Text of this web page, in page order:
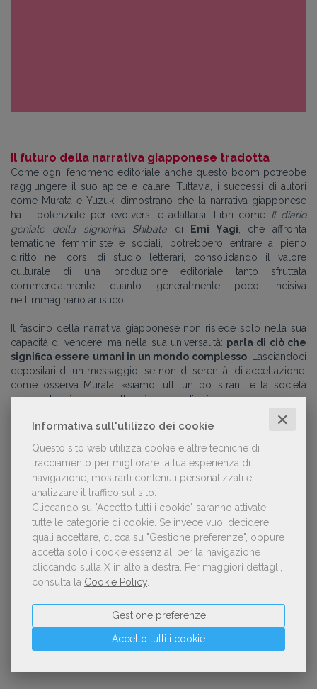
Informativa sull'utilizzo dei cookie ✕
Questo sito web utilizza cookie e altre tecniche di
tracciamento per migliorare la tua esperienza di
navigazione, mostrarti contenuti personalizzati e
analizzare il traffico sul sito.
Cliccando su "Accetto tutti i cookie" saranno attivate
tutte le categorie di cookie. Se invece vuoi decidere
quali accettare, clicca su "Gestione preferenze", oppure
accetta solo i cookie essenziali per la navigazione
cliccando sulla X in alto a destra.
Per maggiori dettagli,
consulta la Cookie Policy
Accetto tutti i cookie
Gestione preferenze
Il futuro della narrativa giapponese tradotta
Come ogni fenomeno editoriale, anche questo boom potrebbe
raggiungere il suo apice e calare. Tuttavia, i successi di autori
come Murata e Yuzuki dimostrano che la narrativa giapponese
ha il potenziale per evolversi e adattarsi. Libri come Il diario
geniale della signorina Shibata di Emi Yagi, che affronta
tematiche femministe e sociali, potrebbero entrare a pieno
diritto nei corsi di studio letterari, consolidando il valore
culturale di una produzione editoriale tanto sfruttata
commercialmente quanto generalmente poco incisiva
nell’immaginario artistico.
Il fascino della narrativa giapponese non risiede solo nella sua
capacità di vendere, ma nella sua universalità: parla di ciò che
significa essere umani in un mondo complesso. Lasciandoci
depositari di un messaggio, se non di serenità, di accettazione:
come osserva Murata, «siamo tutti un po’ strani, e la società
umana che ci somma tutti lo è ancora di più».
L'autore:Alessandra Rotondo
Dal 2010 mi occupo della creazione di contenuti
digitali, dal 2015 lo faccio in AIE dove oggi sono
responsabile del contenuto editoriale del Giornale
della Libreria, testata web e periodico in carta.
Laureata in Relazioni internazionali e specializzata
in Comunicazione pubblica alla Luiss Guido Carli di
Roma, ho conseguito il master in Editoria di Unimi,
AIE e Fondazione Mondadori. Molti dei miei interessi
coincidono con i miei ambiti di ricerca e di lavoro:
e cultura digitale. La mia cosa preferita è il mare.
Guarda tutti gli articoli scritti daAlessandra
Rotondo